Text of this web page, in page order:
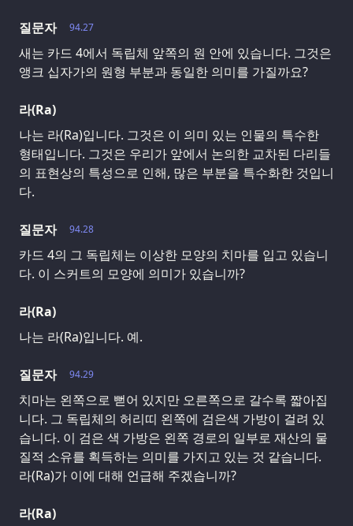
94.27
질문자
새는 카드 4에서 독립체 앞쪽의 원 안에 있습니다. 그것은
앵크 십자가의 원형 부분과 동일한 의미를 가질까요?
라(Ra)
나는 라(Ra)입니다. 그것은 이 의미 있는 인물의 특수한
형태입니다. 그것은 우리가 앞에서 논의한 교차된 다리들
의 표현상의 특성으로 인해, 많은 부분을 특수화한 것입니
다.
94.28
질문자
카드 4의 그 독립체는 이상한 모양의 치마를 입고 있습니
다. 이 스커트의 모양에 의미가 있습니까?
라(Ra)
나는 라(Ra)입니다. 예.
94.29
질문자
치마는 왼쪽으로 뻗어 있지만 오른쪽으로 갈수록 짧아집
니다. 그 독립체의 허리띠 왼쪽에 검은색 가방이 걸려 있
습니다. 이 검은 색 가방은 왼쪽 경로의 일부로 재산의 물
질적 소유를 획득하는 의미를 가지고 있는 것 같습니다.
라(Ra)가 이에 대해 언급해 주겠습니까?
라(Ra)